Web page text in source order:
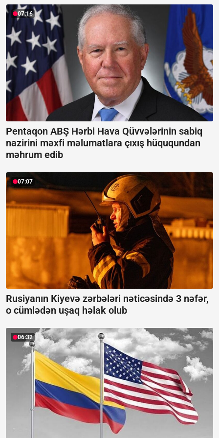
07:16
Pentaqon ABŞ Hərbi Hava Qüvvələrinin sabiq
nazirini məxfi məlumatlara çıxış hüququndan
məhrum edib
07:07
Rusiyanın Kiyevə zərbələri nəticəsində 3 nəfər,
o cümlədən uşaq həlak olub
06:32